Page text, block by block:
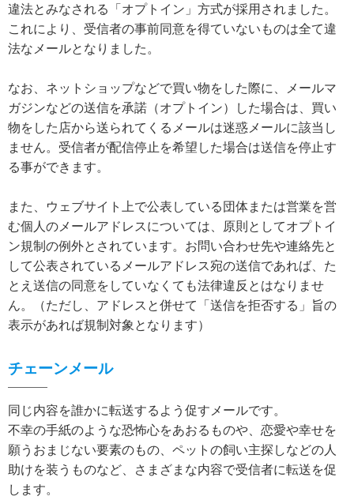
違法とみなされる「オプトイン」方式が採用されました。
これにより、受信者の事前同意を得ていないものは全て違
法なメールとなりました。
なお、ネットショップなどで買い物をした際に、メールマ
ガジンなどの送信を承諾（オプトイン）した場合は、買い
物をした店から送られてくるメールは迷惑メールに該当し
ません。受信者が配信停止を希望した場合は送信を停止す
る事ができます。
また、ウェブサイト上で公表している団体または営業を営
む個人のメールアドレスについては、原則としてオプトイ
ン規制の例外とされています。お問い合わせ先や連絡先と
して公表されているメールアドレス宛の送信であれば、た
とえ送信の同意をしていなくても法律違反とはなりませ
ん。（ただし、アドレスと併せて「送信を拒否する」旨の
表示があれば規制対象となります）
チェーンメール
同じ内容を誰かに転送するよう促すメールです。
不幸の手紙のような恐怖心をあおるものや、恋愛や幸せを
願うおまじない要素のもの、ペットの飼い主探しなどの人
助けを装うものなど、さまざまな内容で受信者に転送を促
します。